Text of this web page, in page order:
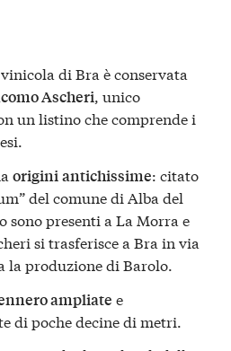
di Bra è conservata
Ascheri, unico
un listino che comprende i
originiantichissime: citato
del comune di Alba del
sono presenti a La Morra e
si trasferisce a Bra in via
la produzione di Barolo.
ampliate e
di poche decine di metri.